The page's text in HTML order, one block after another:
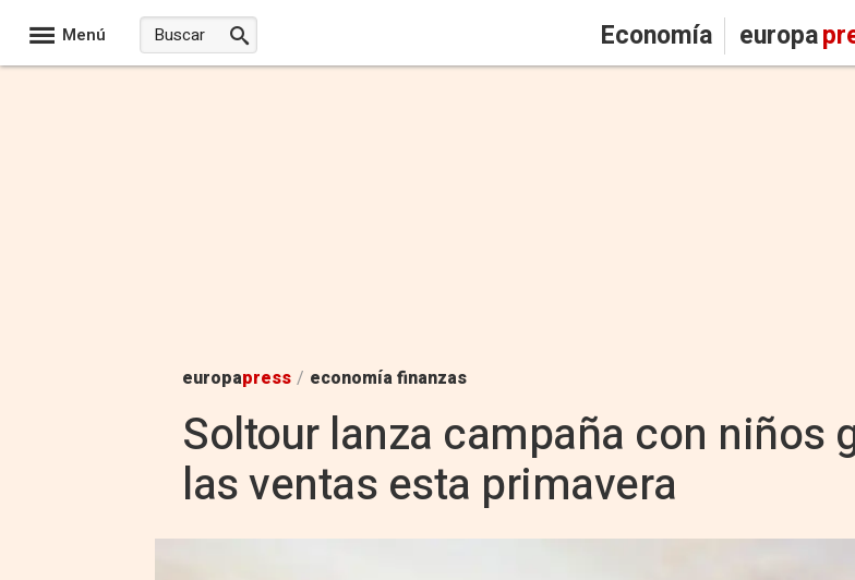
Menú Economía europa
europapress / economía finanzas
Soltour lanza campaña con niños
las ventas esta primavera